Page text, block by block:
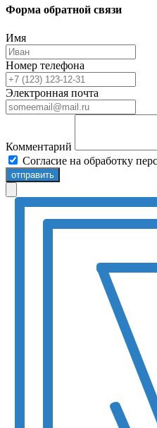
Форма обратной связи
Имя
Номер телефона
Электронная почта
Комментарий
Согласие на обработку
отправить